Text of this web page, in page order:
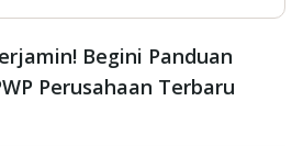
Begini Panduan
Perusahaan Terbaru